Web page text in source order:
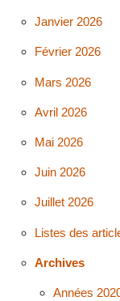
Janvier 2026
Février 2026
Mars 2026
Avril 2026
Mai 2026
Juin 2026
Juillet 2026
Listes des
Archives
Années